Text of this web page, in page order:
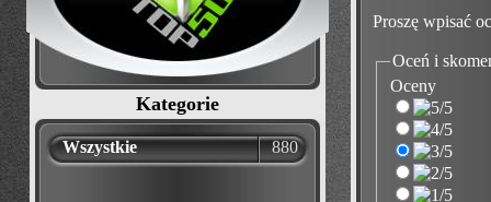
Kategorie
Wszystkie 880
Proszę wpisać
Oceń i
Oceny